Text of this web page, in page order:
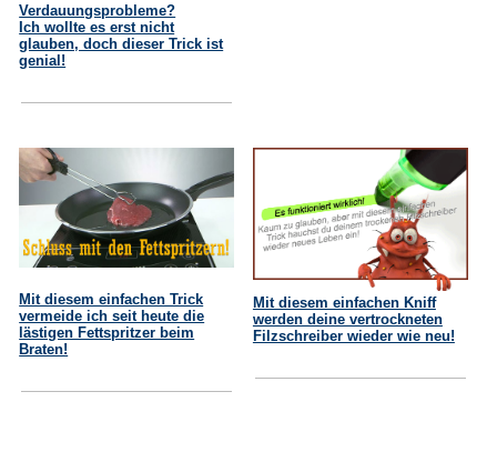
Verdauungsprobleme?
Ich wollte es erst nicht
glauben, doch dieser Trick ist
genial!
Mit diesem einfachen Trick
vermeide ich seit heute die
lästigen Fettspritzer beim
Braten!
Mit diesem einfachen Kniff
werden deine vertrockneten
Filzschreiber wieder wie neu!